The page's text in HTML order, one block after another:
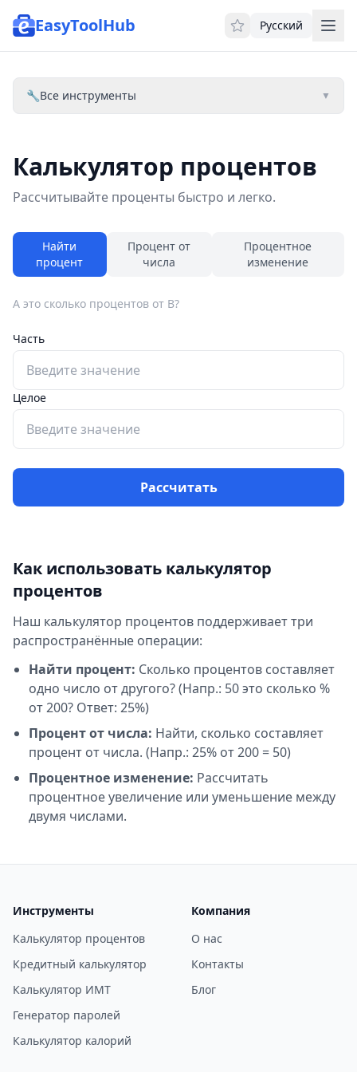
EasyToolHub Русский
🔧Все инструменты ▼
Калькулятор процентов
Рассчитывайте проценты быстро и легко.
Найти
процент
Процент от
числа
Процентное
изменение
A это сколько процентов от B?
Часть
Целое
Рассчитать
Как использовать калькулятор
процентов
Наш калькулятор процентов поддерживает три
распространённые операции:
Найти процент: Сколько процентов составляет
одно число от другого? (Напр.: 50 это сколько %
от 200? Ответ: 25%)
Процент от числа: Найти, сколько составляет
процент от числа. (Напр.: 25% от 200 = 50)
Процентное изменение: Рассчитать
процентное увеличение или уменьшение между
двумя числами.
Инструменты
Калькулятор процентов
Кредитный калькулятор
Калькулятор ИМТ
Генератор паролей
Калькулятор калорий
Компания
О нас
Контакты
Блог